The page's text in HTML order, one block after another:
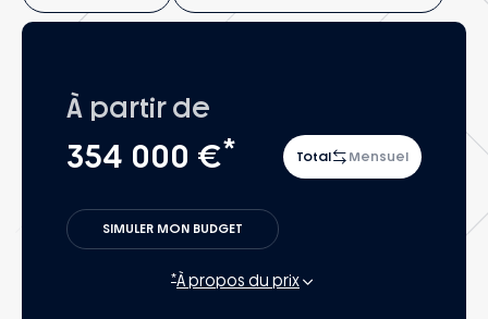
À partir de
354 000 €* Total Mensuel
SIMULER MON BUDGET
*À propos du prix